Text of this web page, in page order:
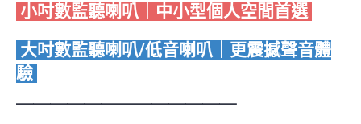
小吋數監聽喇叭｜中小型個人空間首選
大吋數監聽喇叭/低音喇叭｜更震撼聲音體
驗